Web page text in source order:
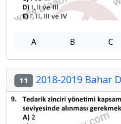
A B C
11 2018-2019 Bahar